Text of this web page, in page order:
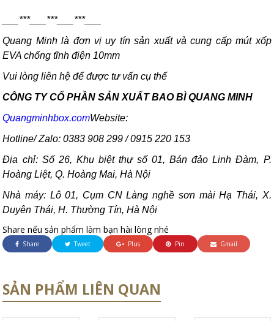
___***___***___***___
Quang Minh là đơn vị uy tín sản xuất và cung cấp mút xốp
EVA chống tĩnh điện 10mm
Vui lòng liên hệ để được tư vấn cụ thể
CÔNG TY CỔ PHẦN SẢN XUẤT BAO BÌ QUANG MINH
Website:
Quangminhbox.com
Hotline/ Zalo: 0383 908 299 / 0915 220 153
Địa chỉ: Số 26, Khu biệt thự số 01, Bán đảo Linh Đàm, P.
Hoàng Liệt, Q. Hoàng Mai, Hà Nội
Nhà máy: Lô 01, Cụm CN Làng nghề sơn mài Hạ Thái, X.
Duyên Thái, H. Thường Tín, Hà Nội
Share nếu sản phẩm làm bạn hài lòng nhé
Share Tweet Plus Pin Gmail
SẢN PHẨM LIÊN QUAN